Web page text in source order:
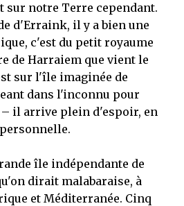
sur notre Terre cependant.
d'Erraink, il y a bien une
c'est du petit royaume
de Harraiem que vient le
sur l'île imaginée de
dans l'inconnu pour
– il arrive plein d'espoir, en
île indépendante de
dirait malabaraise, à
et Méditerranée. Cinq